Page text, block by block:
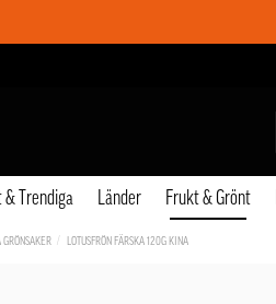
& Trendiga Länder Frukt & Grönt
GRÖNSAKER LOTUSFRÖN FÄRSKA 120G KINA